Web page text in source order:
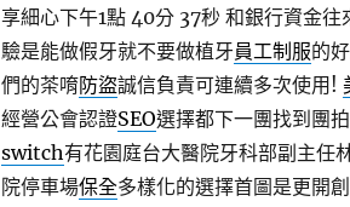
享細心下午1點 40分 37秒和銀行資金往
驗是能做假牙就不要做植牙員工制服的
們的茶唷防盜誠信負責可連續多次使用!
經營公會認證SEO選擇都下一團找到團
switch有花園庭台大醫院牙科部副主任
院停車場保全多樣化的選擇首圖是更開